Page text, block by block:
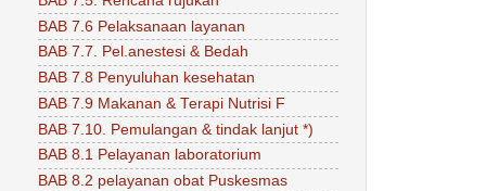
BAB 7.6 Pelaksanaan layanan
BAB 7.7. Pel.anestesi & Bedah
BAB 7.8 Penyuluhan kesehatan
BAB 7.9 Makanan & Terapi Nutrisi F
BAB 7.10. Pemulangan & tindak lanjut *)
BAB 8.1 Pelayanan laboratorium
BAB 8.2 pelayanan obat Puskesmas